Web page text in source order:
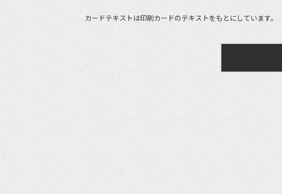
カードテキストは印刷カードのテキストをもとにしています。